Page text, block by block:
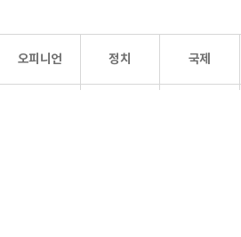
오피니언 정치 국제